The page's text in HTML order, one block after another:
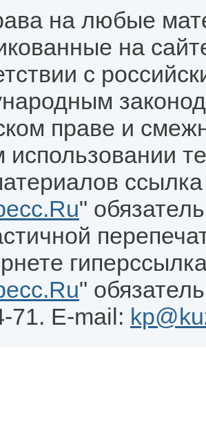
на любые
на
с
праве и
"
"
71. E-mail: